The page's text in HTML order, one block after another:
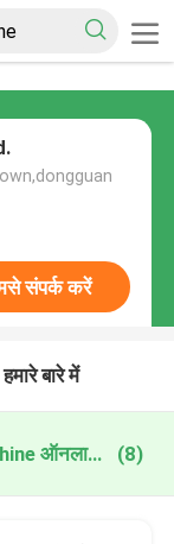
संपर्क करें
हमारे बारे में
copper continuous casting machine ऑनलाइन निर्माण (8)